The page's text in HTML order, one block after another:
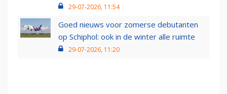
29-07-2026, 11:54
Goed nieuws voor zomerse debutanten
op Schiphol: ook in de winter alle ruimte
29-07-2026, 11:20